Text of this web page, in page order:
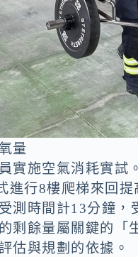
量
實施空氣消耗實試
進行8樓爬梯來回
測時間計13分鐘
剩餘量屬關鍵的「
估與規劃的依據。